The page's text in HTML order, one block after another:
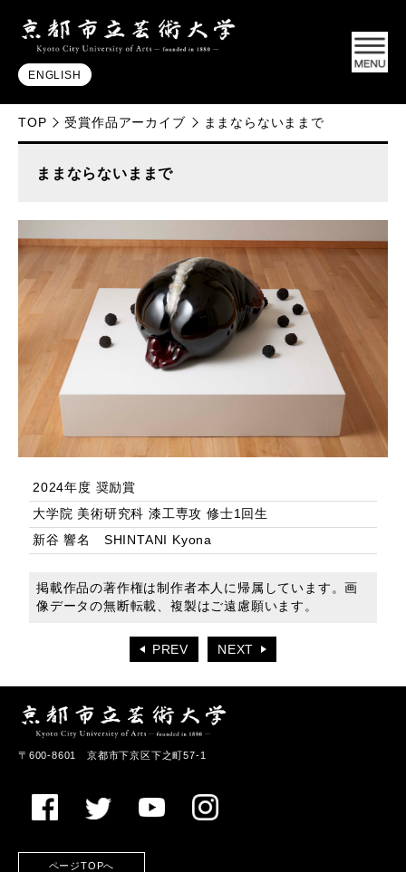
ENGLISH
TOP 受賞作品アーカイブ ままならないままで
ままならないままで
2024年度 奨励賞
大学院 美術研究科 漆工専攻 修士1回生
新谷 響名 SHINTANI Kyona
掲載作品の著作権は制作者本人に帰属しています。画
像データの無断転載、複製はご遠慮願います。
PREV NEXT
〒600-8601 京都市下京区下之町57-1
ページTOPへ